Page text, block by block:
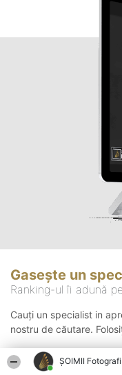
ȘOIMII Fotografi
Gasește un
Ranking-ul îi adună
Cauți un specialist in
nostru de căutare.